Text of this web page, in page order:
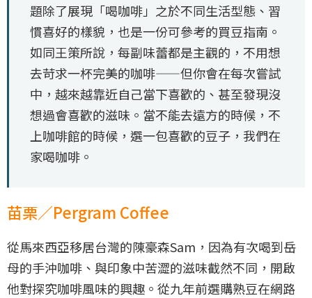
題除了展現「喝咖啡」之於不同生活型態、習
慣喜好的樣貌，也是一份可參考的買豆指南。
如同王策所說，每副味蕾都是主觀的，不用想
去苛求一杯完美的咖啡——但你會在每次嘗試
中，越來越靠近自己當下喜歡的、甚至發現沒
想過會喜歡的滋味。當不能去遠方的時候，不
上咖啡館的時候，選一包喜歡的豆子，我們在
家喝咖啡。
苗栗／Pergram Coffee
從馬來西亞移居台灣的陳豪森Sam，因為有次喝到岳
母的手沖咖啡、與印象中苦澀的滋味截然不同，開啟
他對探究咖啡風味的興趣。從九年前選購熟豆在網路